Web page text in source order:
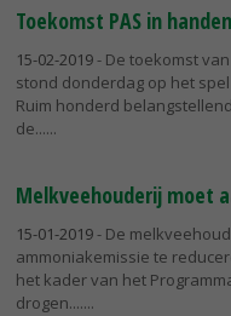
Toekomst PAS in
15-02-2019- De toekomst
stond donderdag op het
Ruim honderd
de...
Melkveehouderij moet
15-01-2019- De
ammoniakemissie te
het kader van het
drogen....